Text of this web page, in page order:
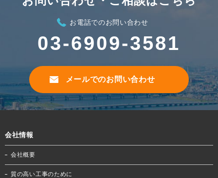
お電話でのお問い合わせ
03-6909-3581
メールでのお問い合わせ
会社情報
会社概要
質の高い工事のために